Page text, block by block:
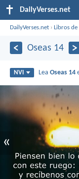
DailyVerses.net
DailyVerses.net ›Libros de
Oseas 14
NVI LeaOseas 14
«